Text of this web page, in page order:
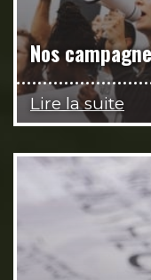
Nos
Lire la suite